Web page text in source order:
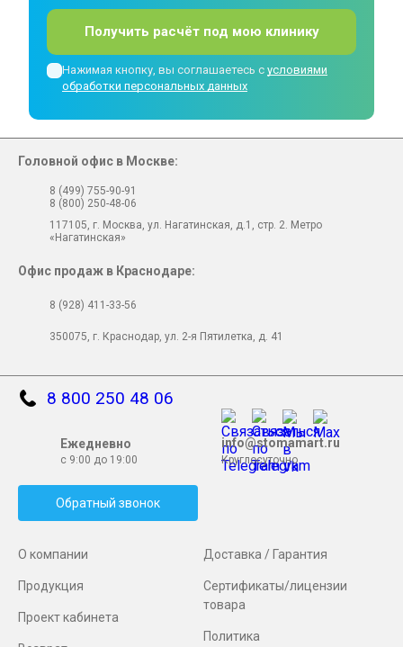
Получить расчёт под мою клинику
Нажимая кнопку, вы соглашаетесь с условиями
обработки персональных данных
О компании
Продукция
Проект кабинета
Доставка / Гарантия
Сертификаты/лицензии
товара
Политика
8 800 250 48 06
Ежедневно
с 9:00 до 19:00
info@stomamart.ru
Круглосуточно
Обратный звонок
Головной офис в Москве:
8 (499) 755-90-91
8 (800) 250-48-06
117105, г. Москва, ул. Нагатинская, д.1, стр. 2. Метро
«Нагатинская»
Офис продаж в Краснодаре:
8 (928) 411-33-56
350075, г. Краснодар, ул. 2-я Пятилетка, д. 41